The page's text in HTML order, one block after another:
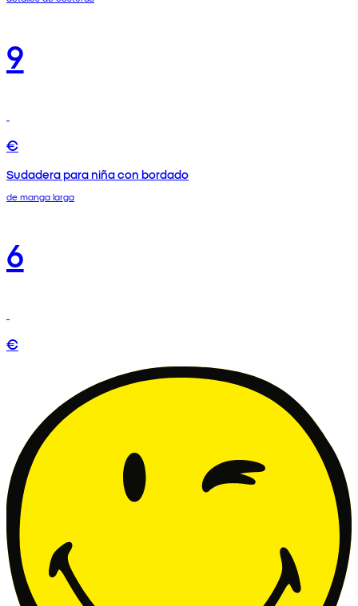
9
€
Sudadera para niña con bordado
de manga larga
6
€